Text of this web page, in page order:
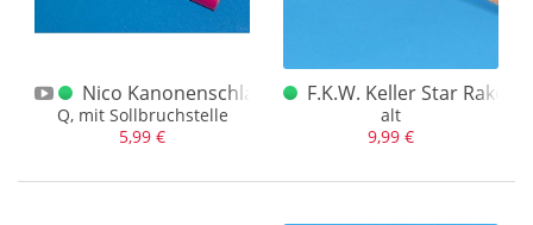
Verschiedene(7)
Wicke(4)
(20)
Nico Kanonenschlag zyl. Kal. D
Q, mit Sollbruchstelle
5,99 €
F.K.W. Keller Star Rakete
alt
9,99 €